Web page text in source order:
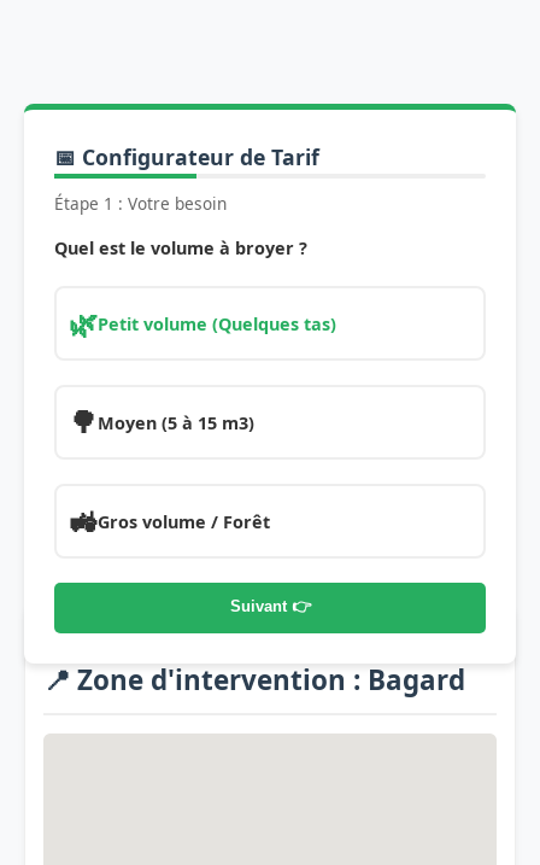
📅 Configurateur de Tarif
Étape 1 : Votre besoin
Quel est le volume à broyer ?
🌿Petit volume (Quelques tas)
🌳 Moyen (5 à 15 m3)
🚜Gros volume / Forêt
Suivant 👉
📍 Zone d'intervention : Bagard